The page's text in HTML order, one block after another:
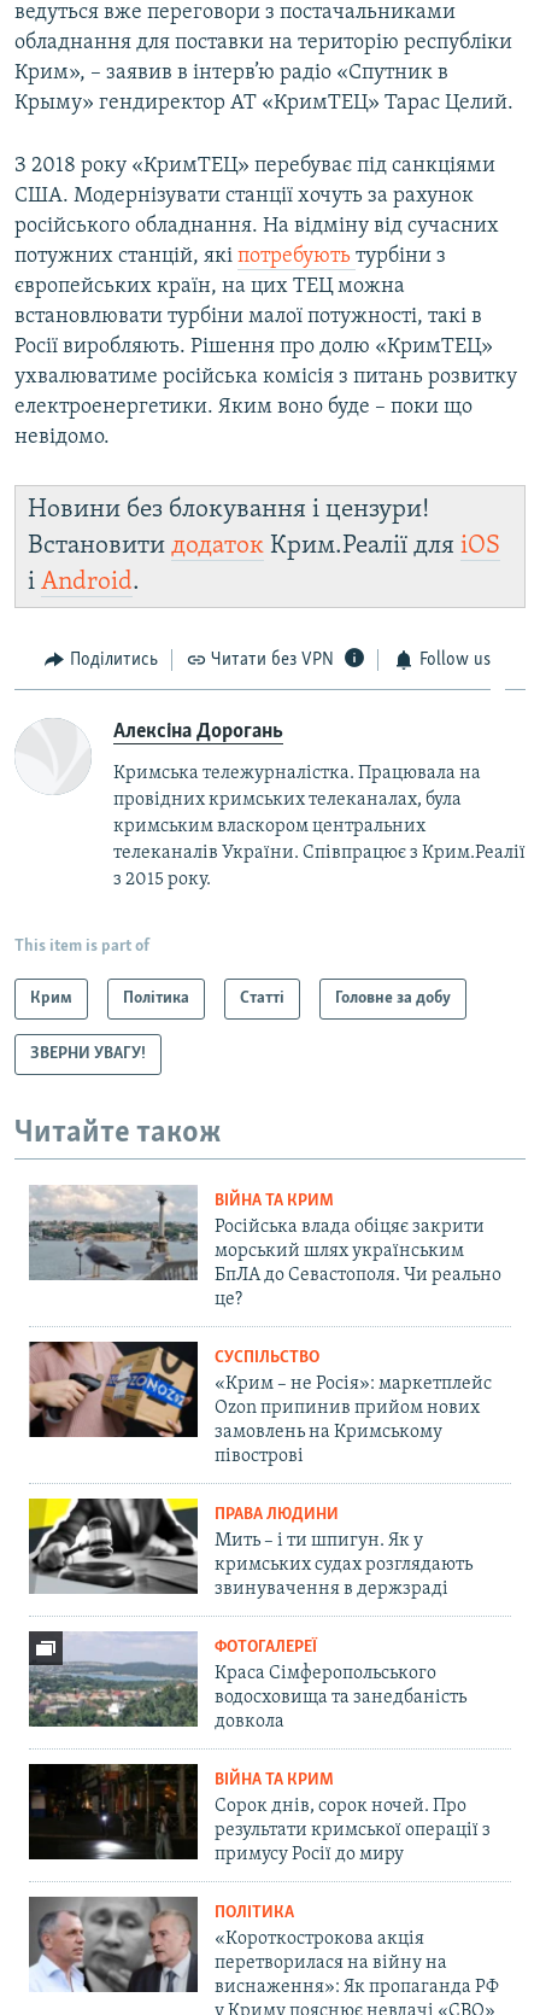
ведуться вже переговори з постачальниками
обладнання для поставки на територію республіки
Крим», – заявив в інтерв’ю радіо «Спутник в
Крыму» гендиректор АТ «КримТЕЦ» Тарас Целий.
З 2018 року «КримТЕЦ» перебуває під санкціями
США. Модернізувати станції хочуть за рахунок
російського обладнання. На відміну від сучасних
потужних станцій, які потребують турбіни з
європейських країн, на цих ТЕЦ можна
встановлювати турбіни малої потужності, такі в
Росії виробляють. Рішення про долю «КримТЕЦ»
ухвалюватиме російська комісія з питань розвитку
електроенергетики. Яким воно буде – поки що
невідомо.
Новини без блокування і цензури!
Встановити додаток Крим.Реалії для iOS
і Android.
Поділитись Читати без VPN Follow us
Алексіна Дорогань
Кримська тележурналістка. Працювала на
провідних кримських телеканалах, була
кримським власкором центральних
телеканалів України. Співпрацює з Крим.Реалії
з 2015 року.
This item is part of
Крим Політика Статті Головне за добу
ЗВЕРНИ УВАГУ!
Читайте також
ВІЙНА ТА КРИМ
Російська влада обіцяє закрити
морський шлях українським
БпЛА до Севастополя. Чи реально
це?
СУСПІЛЬСТВО
«Крим – не Росія»: маркетплейс
Ozon припинив прийом нових
замовлень на Кримському
півострові
ПРАВА ЛЮДИНИ
Мить – і ти шпигун. Як у
кримських судах розглядають
звинувачення в держзраді
ФОТОГАЛЕРЕЇ
Краса Сімферопольського
водосховища та занедбаність
довкола
ВІЙНА ТА КРИМ
Сорок днів, сорок ночей. Про
результати кримської операції з
примусу Росії до миру
ПОЛІТИКА
«Короткострокова акція
перетворилася на війну на
виснаження»: Як пропаганда РФ